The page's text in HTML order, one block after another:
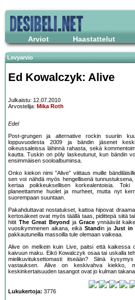
Arviot Haastattelut
Levyarvio
Ed Kowalczyk: Alive
Julkaistu: 12.07.2010
Arvostelija: Mika Roth
Edel
Post-grungen ja alternative rockin suuriin
loppuvuodesta 2009 ja bändin jäsenet
oikeussaleissa lähinnä rahasta, sekä
kautta. Tuskin on pöly laskeutunut, kun bändin
ensimmäisen sooloalbuminsa.
Onko kiekon nimi ”Alive” viittaus muille
sen voi nähdä myös hengellisenä
kertaa poikkeuksellisen korkealentoisia.
planeettamme huolet ja murheet, mutta nyt
suorempaan suuntaan.
Pakahduttavat nostatukset, kattoa hipovat
kertosäkeet ovat myös täällä taas, pidittepä siitä
hitit The Great Beyond ja Graceynnäävät
vuosikymmenen aikana, eikä Standin ja Just in
pakkautuneilla massoilla tule olemaan vaikeaa.
Alive on melkein kuin Live, paitsi että kaikessa
kaivuun maku. Eikö Kowalczyk osaa tai uskalla
mielikuvituksettomasti itseään? Siinä
vastauksen. Alive on keskivahva kiekko,
keskinkertaisuuden tasangot ovat jo kulman
Lukukertoja: 3776